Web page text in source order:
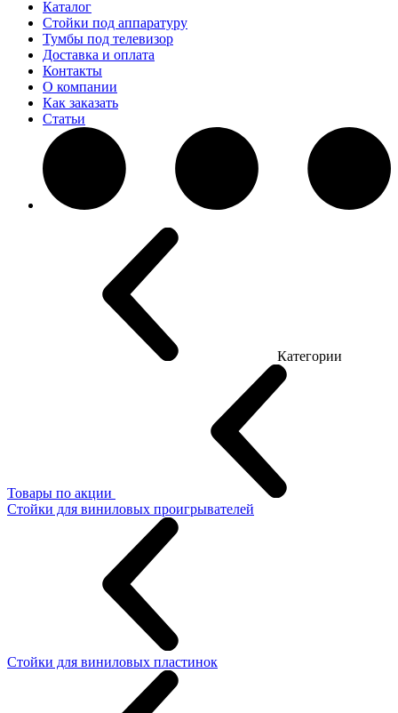
Каталог
Стойки под аппаратуру
Тумбы под телевизор
Доставка и оплата
Контакты
О компании
Как заказать
Статьи
Категории
Товары по акции
Стойки для виниловых проигрывателей
Стойки для виниловых пластинок